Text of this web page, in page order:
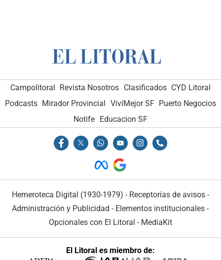
Campolitoral Revista Nosotros Clasificados CYD Litoral
Podcasts Mirador Provincial VivíMejor SF Puerto Negocios
Notife Educacion SF
Hemeroteca Digital (1930-1979) - Receptorías de avisos -
Administración y Publicidad - Elementos institucionales -
Opcionales con El Litoral - MediaKit
El Litoral es miembro de: